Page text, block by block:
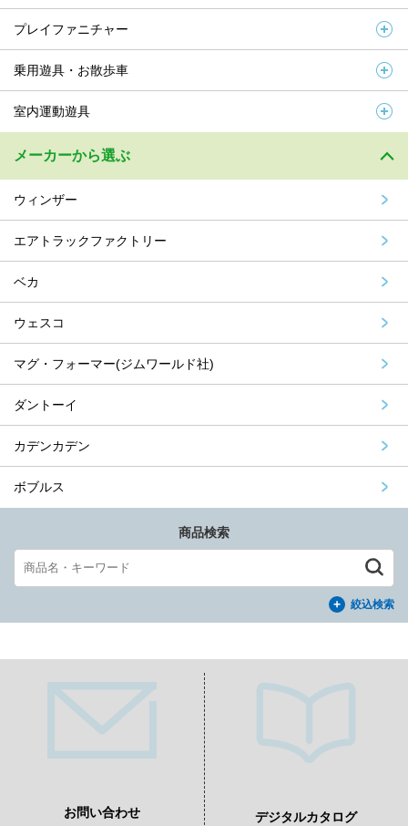
プレイファニチャー
乗用遊具・お散歩車
室内運動遊具
メーカーから選ぶ
ウィンザー
エアトラックファクトリー
ベカ
ウェスコ
マグ・フォーマー(ジムワールド社)
ダントーイ
カデンカデン
ボブルス
商品検索
絞込検索
お問い合わせ デジタルカタログ